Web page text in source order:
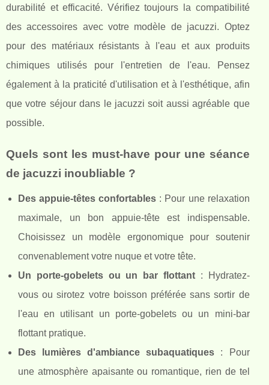
durabilité et efficacité. Vérifiez toujours la compatibilité
des accessoires avec votre modèle de jacuzzi. Optez
pour des matériaux résistants à l'eau et aux produits
chimiques utilisés pour l'entretien de l'eau. Pensez
également à la praticité d'utilisation et à l'esthétique, afin
que votre séjour dans le jacuzzi soit aussi agréable que
possible.
Quels sont les must-have pour une séance
de jacuzzi inoubliable ?
Des appuie-têtes confortables : Pour une relaxation
maximale, un bon appuie-tête est indispensable.
Choisissez un modèle ergonomique pour soutenir
convenablement votre nuque et votre tête.
Un porte-gobelets ou un bar flottant : Hydratez-
vous ou sirotez votre boisson préférée sans sortir de
l'eau en utilisant un porte-gobelets ou un mini-bar
flottant pratique.
Des lumières d'ambiance subaquatiques : Pour
une atmosphère apaisante ou romantique, rien de tel